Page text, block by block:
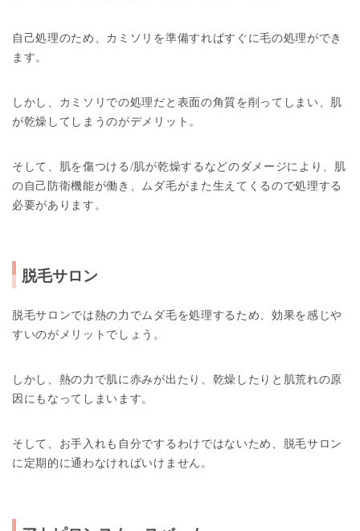
自己処理のため、カミソリを準備すればすぐに毛の処理ができ
ます。
しかし、カミソリでの処理だと表面の角質を削ってしまい、肌
が乾燥してしまうのがデメリット。
そして、肌を傷つける/肌が乾燥するなどのダメージにより、肌
の自己防衛機能が働き、ムダ毛がまた生えてくるので処理する
必要があります。
脱毛サロン
脱毛サロンでは熱の力でムダ毛を処理するため、効果を感じや
すいのがメリットでしょう。
しかし、熱の力で肌に赤みが出たり、乾燥したりと肌荒れの原
因にもなってしまいます。
そして、お手入れも自分でするわけではないため、脱毛サロン
に定期的に通わなければいけません。